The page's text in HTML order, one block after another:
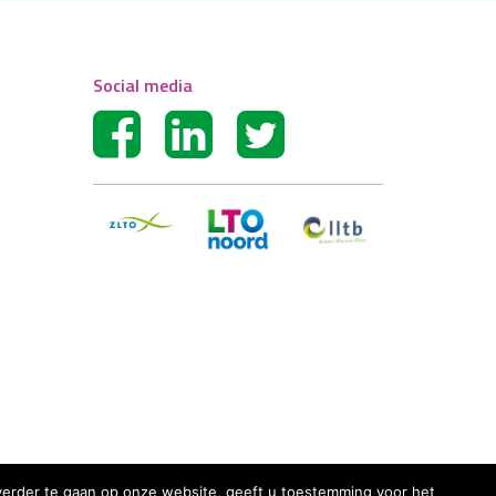
Social media
te gaan op onze website, geeft u toestemming voor het